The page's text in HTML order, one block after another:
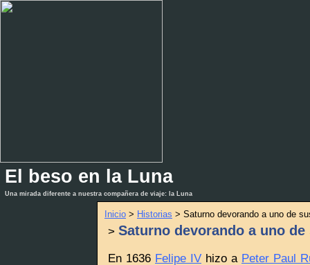
El beso en la Luna
Una mirada diferente a nuestra compañera de viaje: la Luna
Inicio > Historias > Saturno devorando a uno de
> Saturno devorando a uno
En 1636 Felipe IV hizo a Peter Paul